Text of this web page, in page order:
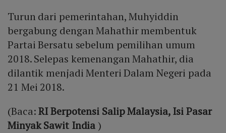
Turun dari pemerintahan, Muhyiddin
bergabung dengan Mahathir membentuk
Partai Bersatu sebelum pemilihan umum
2018. Selepas kemenangan Mahathir, dia
dilantik menjadi Menteri Dalam Negeri pada
21 Mei 2018.
(Baca:RI Berpotensi Salip Malaysia, Isi Pasar
Minyak Sawit India)